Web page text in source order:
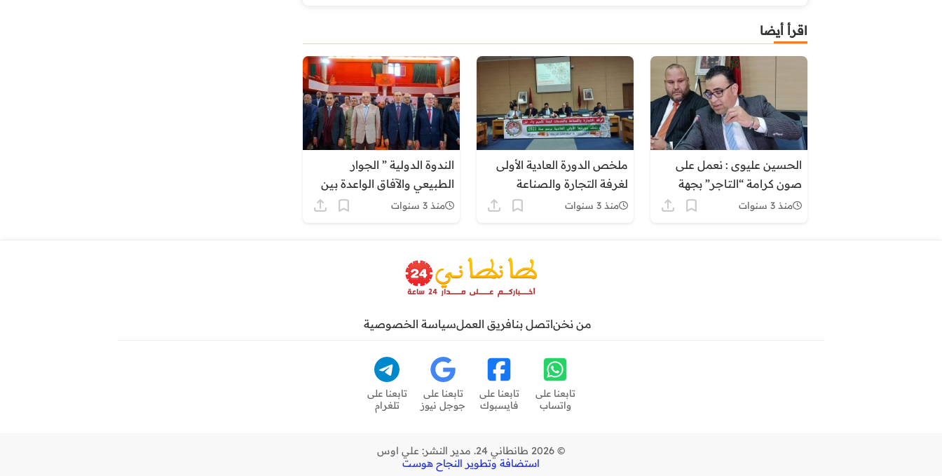
اقرأ أيضا
الحسين عليوى : نعمل على
صون كرامة “التاجر” بجهة
كلميم وادنون
منذ 3 سنوات
ملخص الدورة العادية الأولى
لغرفة التجارة والصناعة
والخدمات لجهة كلميم وادنون
منذ 3 سنوات
الندوة الدولية ” الجوار
الطبيعي والآفاق الواعدة بين
المغرب واسبانيا “
منذ 3 سنوات
من نخناتصل بنافريق العملسياسة الخصوصية
تابعنا على
واتساب
تابعنا على
فايسبوك
تابعنا على
جوجل نيوز
تابعنا على
تلغرام
© 2026 طانطاني 24. مدير النشر: علي اوس
استضافة وتطوير النجاح هوست